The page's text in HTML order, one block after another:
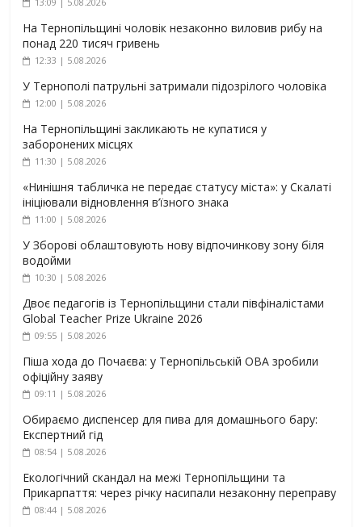
На Тернопільщині чоловік незаконно виловив рибу на
понад 220 тисяч гривень
12:33 | 5.08.2026
У Тернополі патрульні затримали підозрілого чоловіка
12:00 | 5.08.2026
На Тернопільщині закликають не купатися у
заборонених місцях
11:30 | 5.08.2026
«Нинішня табличка не передає статусу міста»: у Скалаті
ініціювали відновлення в’їзного знака
11:00 | 5.08.2026
У Зборові облаштовують нову відпочинкову зону біля
водойми
10:30 | 5.08.2026
Двоє педагогів із Тернопільщини стали півфіналістами
Global Teacher Prize Ukraine 2026
09:55 | 5.08.2026
Піша хода до Почаєва: у Тернопільській ОВА зробили
офіційну заяву
09:11 | 5.08.2026
Обираємо диспенсер для пива для домашнього бару:
Експертний гід
08:54 | 5.08.2026
Екологічний скандал на межі Тернопільщини та
Прикарпаття: через річку насипали незаконну переправу
08:44 | 5.08.2026